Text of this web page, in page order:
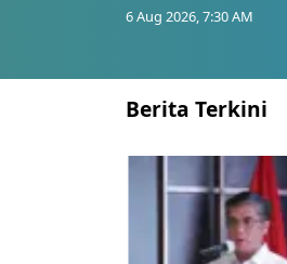
6 Aug 2026, 7:30 AM
Berita Terkini